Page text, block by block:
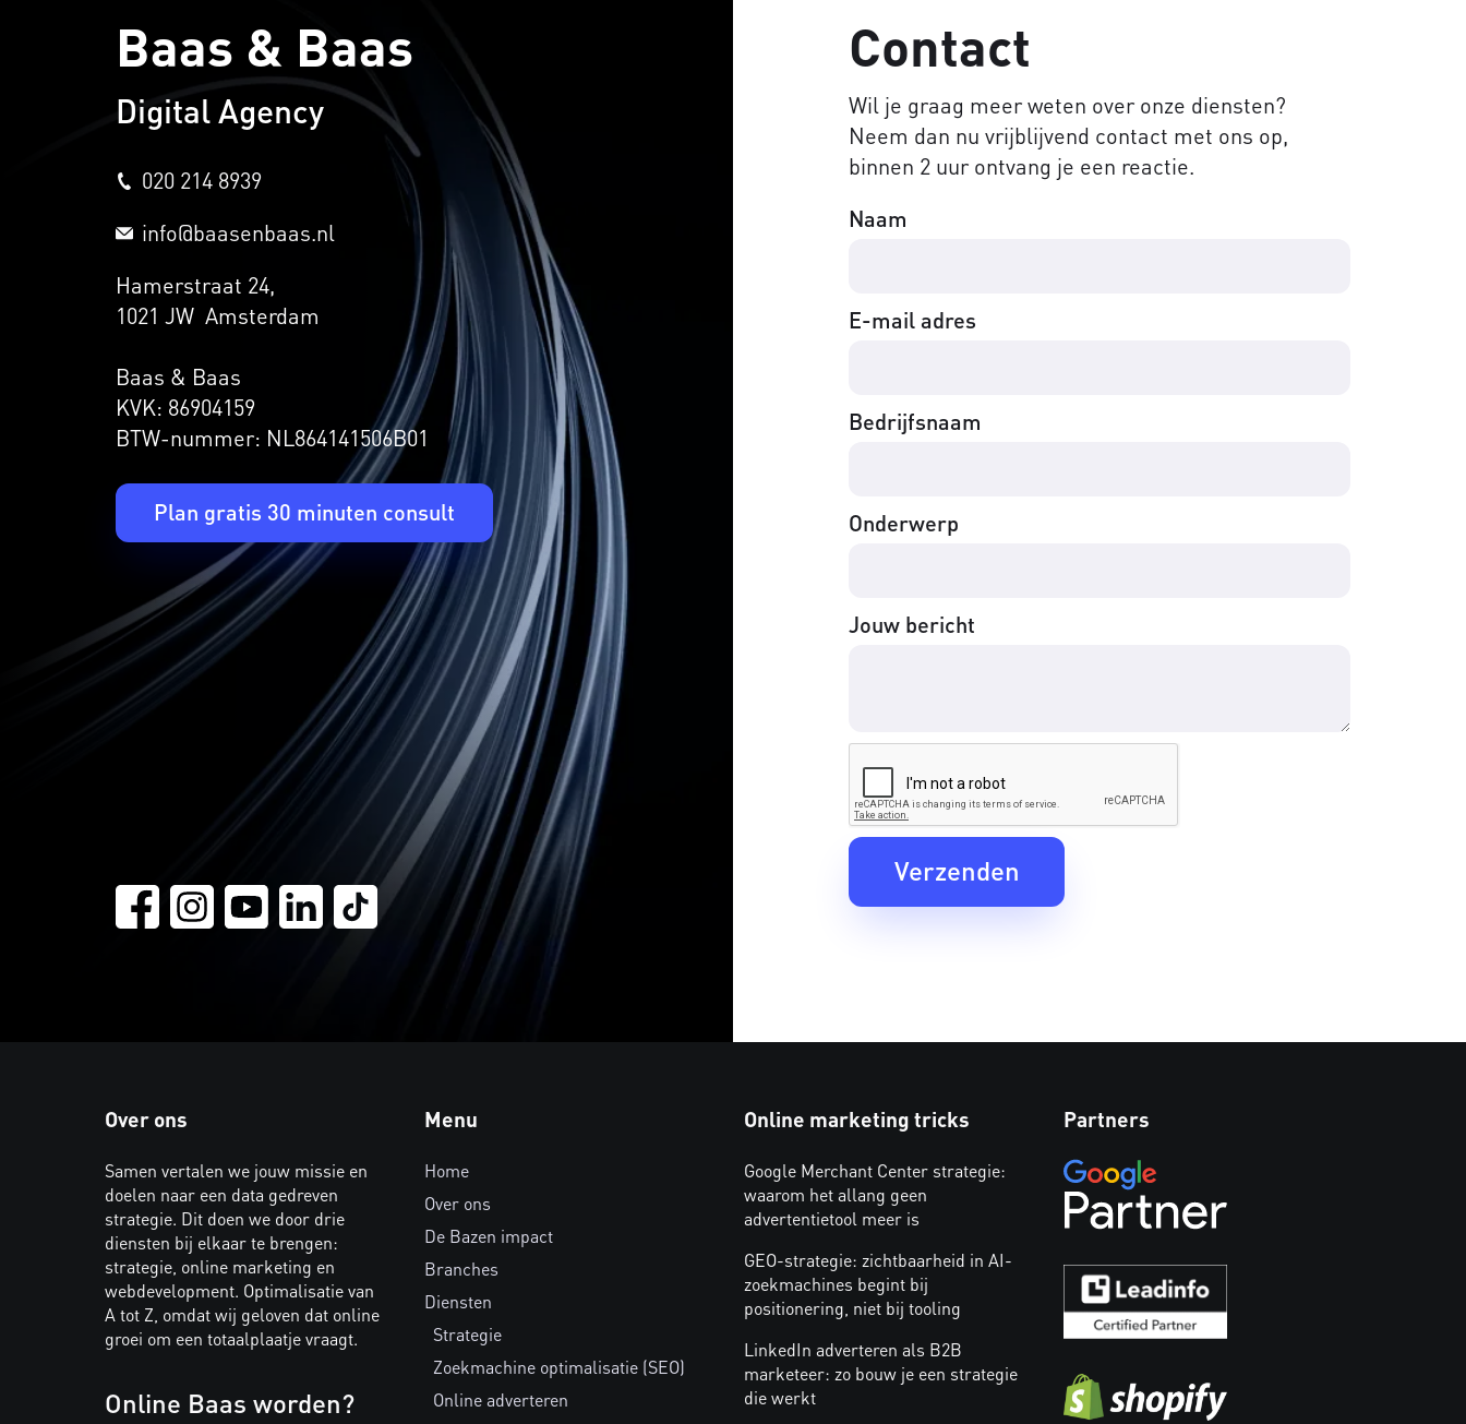
Baas & Baas
Digital Agency
020 214 8939
info@baasenbaas.nl
Hamerstraat 24,
1021 JW Amsterdam
Baas & Baas
KVK: 86904159
BTW-nummer: NL864141506B01
Plan gratis 30 minuten consult
Contact
Wil je graag meer weten over onze diensten?
Neem dan nu vrijblijvend contact met ons op,
binnen 2 uur ontvang je een reactie.
Naam
E-mail adres
Bedrijfsnaam
Onderwerp
Jouw bericht
Over ons
Samen vertalen we jouw missie en
doelen naar een data gedreven
strategie. Dit doen we door drie
diensten bij elkaar te brengen:
strategie, online marketing en
webdevelopment. Optimalisatie van
A tot Z, omdat wij geloven dat online
groei om een totaalplaatje vraagt.
Online Baas worden?
Menu
Home
Over ons
De Bazen impact
Branches
Diensten
Strategie
Zoekmachine optimalisatie (SEO)
Online adverteren
Online marketing tricks
Google Merchant Center strategie:
waarom het allang geen
advertentietool meer is
GEO-strategie: zichtbaarheid in AI-
zoekmachines begint bij
positionering, niet bij tooling
LinkedIn adverteren als B2B
marketeer: zo bouw je een strategie
die werkt
Partners